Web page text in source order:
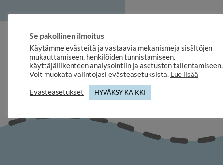
Aseman talvi -muki
21,00€
Se pakollinen ilmoitus
Käytämme evästeitä ja vastaavia mekanismeja sisältöjen
mukauttamiseen, henkilöiden tunnistamiseen,
käyttäjäliikenteen analysointiin ja asetusten tallentamiseen.
Voit muokata valintojasi evästeasetuksista. Lue lisää
Evästeasetukset HYVÄKSY KAIKKI